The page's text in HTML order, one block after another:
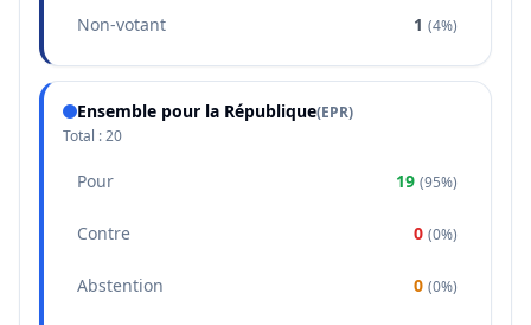
Non-votant 1 (4%)
Ensemble pour la République(EPR)
Total :20
Pour 19 (95%)
Contre 0 (0%)
Abstention 0 (0%)